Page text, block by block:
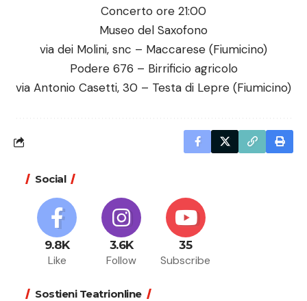
Concerto ore 21:00
Museo del Saxofono
via dei Molini, snc – Maccarese (Fiumicino)
Podere 676 – Birrificio agricolo
via Antonio Casetti, 30 – Testa di Lepre (Fiumicino)
Social
9.8K
Like
3.6K
Follow
35
Subscribe
Sostieni Teatrionline